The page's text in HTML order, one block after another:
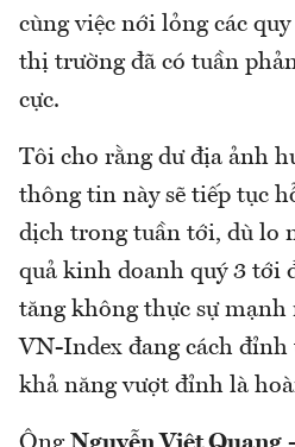
cùng việc nới lỏng các
thị trường đã có tuần
cực.
Tôi cho rằng dư địa ảnh
thông tin này sẽ tiếp tục
dịch trong tuần tới, dù lo
quả kinh doanh quý 3 tới
tăng không thực sự mạnh
VN-Index đang cách đỉnh
khả năng vượt đỉnh là